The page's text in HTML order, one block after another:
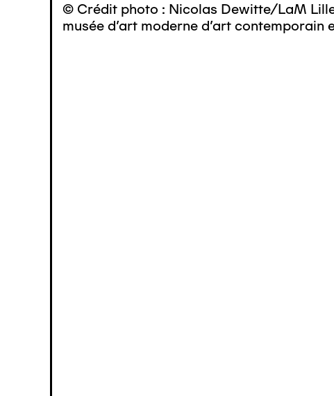
© Crédit photo : Nicolas Dewitte/LaM
musée d’art moderne d’art contemporain